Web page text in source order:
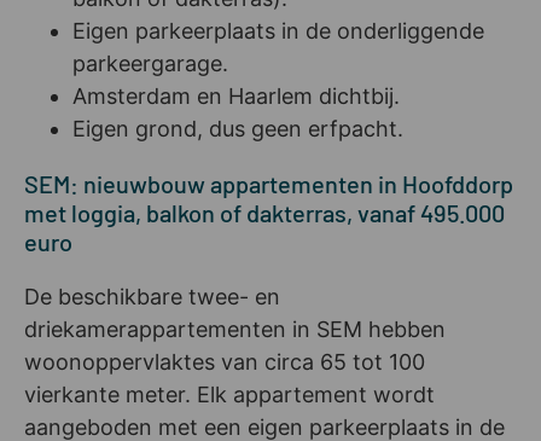
Eigen parkeerplaats in de onderliggende
parkeergarage.
Amsterdam en Haarlem dichtbij.
Eigen grond, dus geen erfpacht.
SEM: nieuwbouw appartementen in Hoofddorp
met loggia, balkon of dakterras, vanaf 495.000
euro
De beschikbare twee- en
driekamerappartementen in SEM hebben
woonoppervlaktes van circa 65 tot 100
vierkante meter. Elk appartement wordt
aangeboden met een eigen parkeerplaats in de